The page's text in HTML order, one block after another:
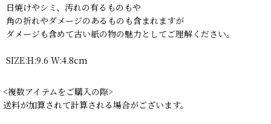
日焼けやシミ、汚れの有るものもや
角の折れやダメージのあるものも含まれますが
ダメージも含めて古い紙の物の魅力としてご理解ください。
SIZE:H:9.6 W:4.8cm
<複数アイテムをご購入の際>
送料が加算されて計算される場合がございます。